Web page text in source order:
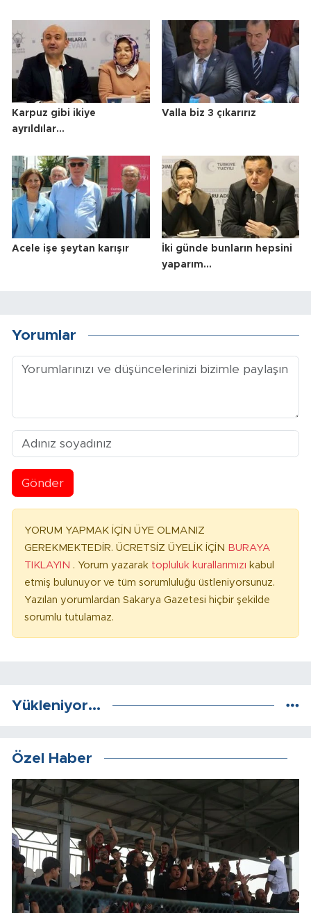
Karpuz gibi ikiye
ayrıldılar…
Valla biz 3 çıkarırız
Acele işe şeytan karışır
İki günde bunların hepsini
yaparım…
Yorumlar
Gönder
YORUM YAPMAK İÇİN ÜYE OLMANIZ
GEREKMEKTEDİR. ÜCRETSİZ ÜYELİK İÇİN BURAYA
TIKLAYIN . Yorum yazarak topluluk kurallarımızı kabul
etmiş bulunuyor ve tüm sorumluluğu üstleniyorsunuz.
Yazılan yorumlardan Sakarya Gazetesi hiçbir şekilde
sorumlu tutulamaz.
Yükleniyor...
Özel Haber